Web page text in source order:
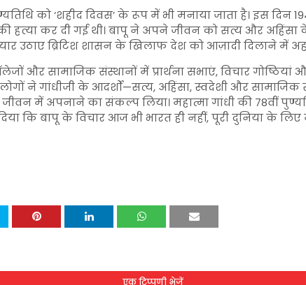
को ‘शहीद दिवस’ के रूप में भी मनाया जाता है। इस दिन
हत्या कर दी गई थी। बापू ने अपने जीवन को सत्य और अहिंसा
उठाए ब्रिटिश शासन के खिलाफ देश को आज़ादी दिलाने में
और सामाजिक संस्थानों में प्रार्थना सभाएं, विचार गोष्ठियां
ने गांधीजी के आदर्शों—सत्य, अहिंसा, स्वदेशी और
में अपनाने का संकल्प लिया। महात्मा गांधी की 78वीं
कि बापू के विचार आज भी भारत ही नहीं, पूरी दुनिया के लिए
एक टिप्पणी भेजें